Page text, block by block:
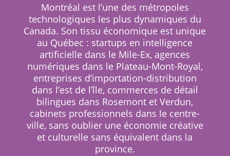
Montréal est l’une des métropoles
technologiques les plus dynamiques du
Canada. Son tissu économique est unique
au Québec : startups en intelligence
artificielle dans le Mile-Ex, agences
numériques dans le Plateau-Mont-Royal,
entreprises d’importation-distribution
dans l’est de l’île, commerces de détail
bilingues dans Rosemont et Verdun,
cabinets professionnels dans le centre-
ville, sans oublier une économie créative
et culturelle sans équivalent dans la
province.